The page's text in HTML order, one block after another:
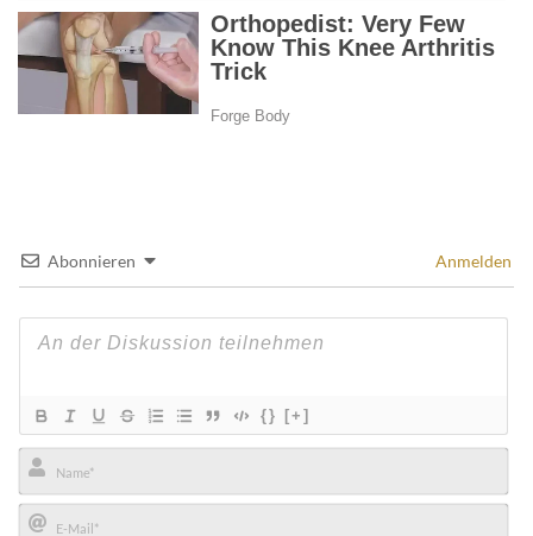
Abonnieren Anmelden
{} [+]
Name*